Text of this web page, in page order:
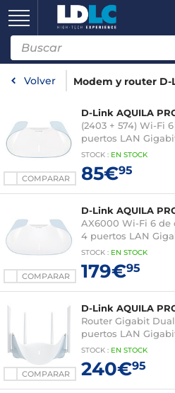
Volver Modem y router D-
COMPARAR
D-Link AQUILA
(2403 + 574) Wi-Fi
puertos LAN
Gigabit Ethernet
STOCK : EN STOCK
85€95
COMPARAR
D-Link AQUILA
AX6000 Wi-Fi 6 de
4 puertos LAN
de 2,5 GbE
STOCK : EN STOCK
179€95
COMPARAR
D-Link AQUILA
Router Gigabit
puertos LAN
GbE
STOCK : EN STOCK
240€95